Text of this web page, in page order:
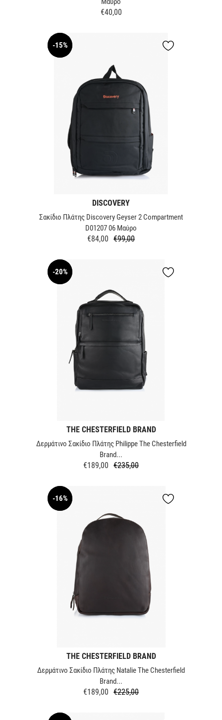
Τιμή
€40,00
NEW
-15%
DISCOVERY
Σακίδιο Πλάτης Discovery Geyser 2 Compartment
D01207 06 Mαύρο
Κανονική
€99,00
Τιμή
€84,00
NEW
-20%
THE CHESTERFIELD BRAND
Δερμάτινο Σακίδιο Πλάτης Philippe The Chesterfield
Brand...
Κανονική
€235,00
Τιμή
€189,00
NEW
-16%
THE CHESTERFIELD BRAND
Δερμάτινο Σακίδιο Πλάτης Natalie The Chesterfield
Brand...
Κανονική
€225,00
Τιμή
€189,00